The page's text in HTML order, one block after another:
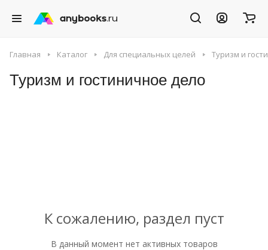
Главная Каталог Для специальных целей Туризм и
Туризм и гостиничное дело
К сожалению, раздел пуст
В данный момент нет активных товаров